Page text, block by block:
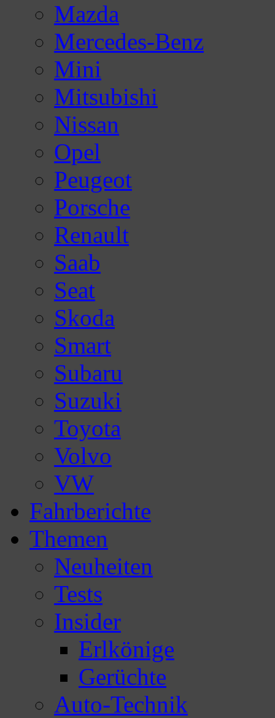
Mazda
Mercedes-Benz
Mini
Mitsubishi
Nissan
Opel
Peugeot
Porsche
Renault
Saab
Seat
Skoda
Smart
Subaru
Suzuki
Toyota
Volvo
VW
Fahrberichte
Themen
Neuheiten
Tests
Insider
Erlkönige
Gerüchte
Auto-Technik